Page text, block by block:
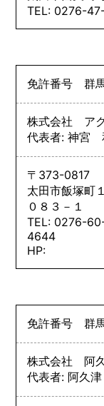
TEL: 0276-
免許番号群
株式会社 ア
代表者: 神宮
〒373-0817
太田市飯塚町１
０８３－１
TEL: 0276-
4644
HP:
免許番号群
株式会社 阿
代表者: 阿久